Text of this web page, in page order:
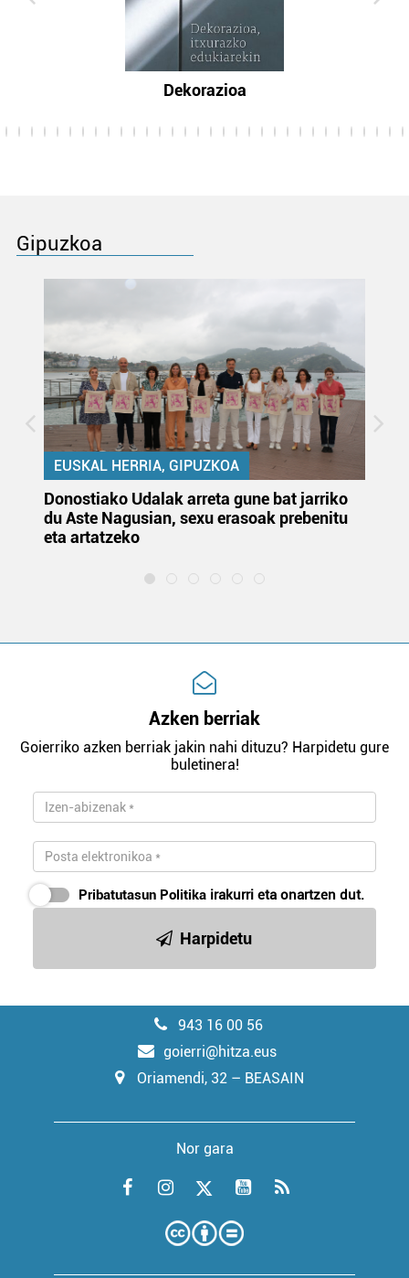
Dekorazioa
Gipuzkoa
EUSKAL HERRIA, GIPUZKOA
Donostiako Udalak arreta gune bat jarriko
du Aste Nagusian, sexu erasoak prebenitu
eta artatzeko
Azken berriak
Goierriko azken berriak jakin nahi dituzu? Harpidetu gure
buletinera!
Pribatutasun Politika irakurri eta onartzen dut.
Harpidetu
943 16 00 56
goierri@hitza.eus
Oriamendi, 32 – BEASAIN
Nor gara